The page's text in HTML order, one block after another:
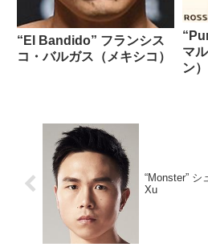
“El Bandido” フランシス
コ・バルガス（メキシコ）
マ
ン
“Monster”
Xu